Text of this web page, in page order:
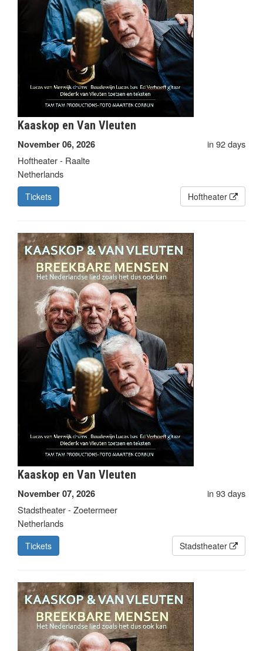
Kaaskop en Van Vleuten
November 06, 2026
in 92 days
Hoftheater - Raalte
Netherlands
Tickets Hoftheater
Kaaskop en Van Vleuten
November 07, 2026
in 93 days
Stadstheater - Zoetermeer
Netherlands
Tickets Stadstheater